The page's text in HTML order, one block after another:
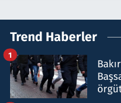
Trend Haberler
1